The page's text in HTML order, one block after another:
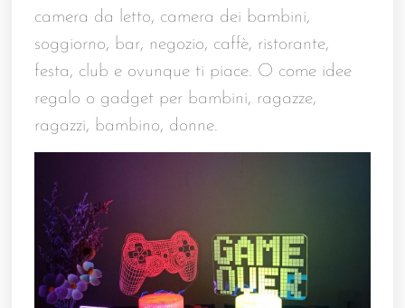
camera da letto, camera dei bambini,
soggiorno, bar, negozio, caffè, ristorante,
festa, club e ovunque ti piace. O come idee
regalo o gadget per bambini, ragazze,
ragazzi, bambino, donne.